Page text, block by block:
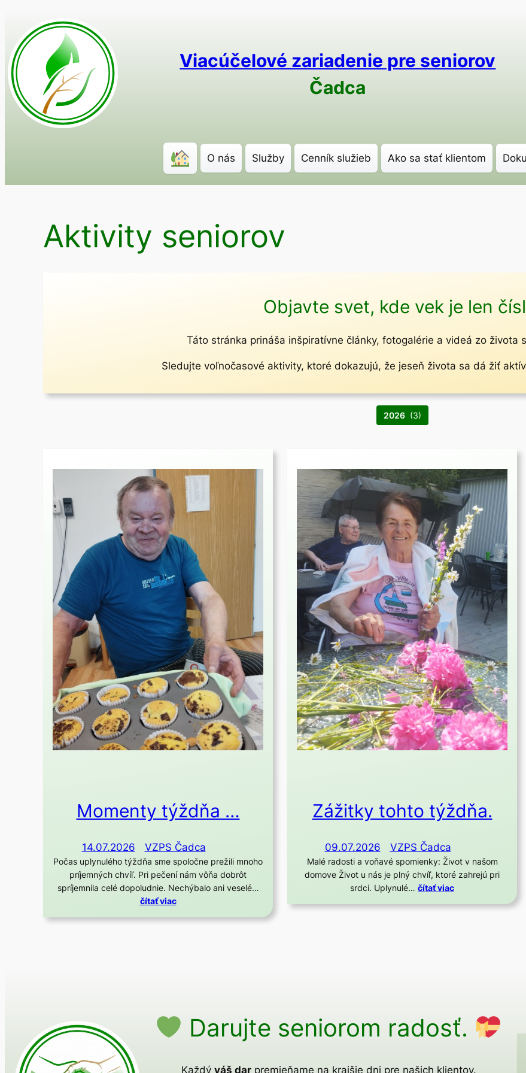
obsah
Viacúčelové zariadenie pre seniorov
Čadca
O nás Služby Cenník služieb Ako sa stať klientom
Aktivity seniorov
Objavte svet, kde vek je len
Táto stránka prináša inšpiratívne články, fotogalérie a videá zo života
Sledujte voľnočasové aktivity, ktoré dokazujú, že jeseň života sa dá žiť
2026 (3)
Momenty týždňa …
14.07.2026 VZPS Čadca
Počas uplynulého týždňa sme spoločne prežili mnoho
príjemných chvíľ. Pri pečení nám vôňa dobrôt
spríjemnila celé dopoludnie. Nechýbalo ani veselé…
čítať viac
Zážitky tohto týždňa.
09.07.2026 VZPS Čadca
Malé radosti a voňavé spomienky: Život v našom
domove Život u nás je plný chvíľ, ktoré zahrejú pri
srdci. Uplynulé… čítať viac
Darujte seniorom radosť.
Každý váš darpremieňame na krajšie dni pre našich klientov.